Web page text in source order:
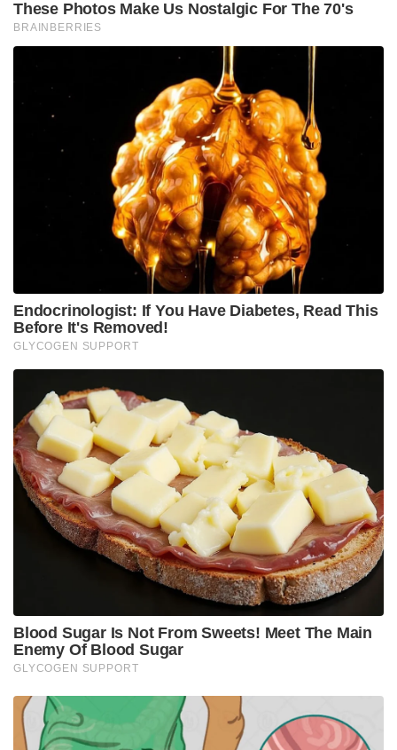
പരിശോധന നടത്തിയത്.
Tags: ldf m.swaraj